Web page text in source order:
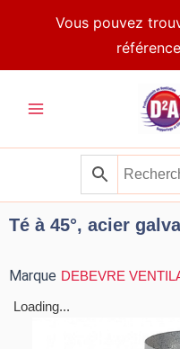
Vous pouvez
Menu
Té à 45°, acier
Marque DEBEVRE
Loading...